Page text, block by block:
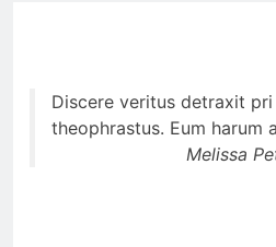
Discere veritus detraxit
theophrastus. Eum harum
Melissa